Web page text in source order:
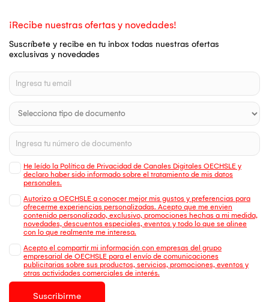
¡Recibe nuestras ofertas y novedades!
Suscríbete y recibe en tu inbox todas nuestras ofertas
exclusivas y novedades
He leído la Política de Privacidad de Canales Digitales OECHSLE y
declaro haber sido informado sobre el tratamiento de mis datos
personales.
Autorizo a OECHSLE a conocer mejor mis gustos y preferencias para
ofrecerme experiencias personalizadas. Acepto que me envien
contenido personalizado, exclusivo, promociones hechas a mi medida,
novedades, descuentos especiales, eventos y todo lo que se alinee
con lo que realmente me interesa.
Acepto el compartir mi información con empresas del grupo
empresarial de OECHSLE para el envío de comunicaciones
publicitarias sobre sus productos, servicios, promociones, eventos y
otras actividades comerciales de interés.
Suscribirme